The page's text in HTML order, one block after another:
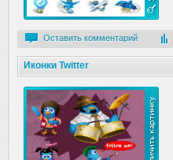
Оставить комментарий
Иконки Twitter